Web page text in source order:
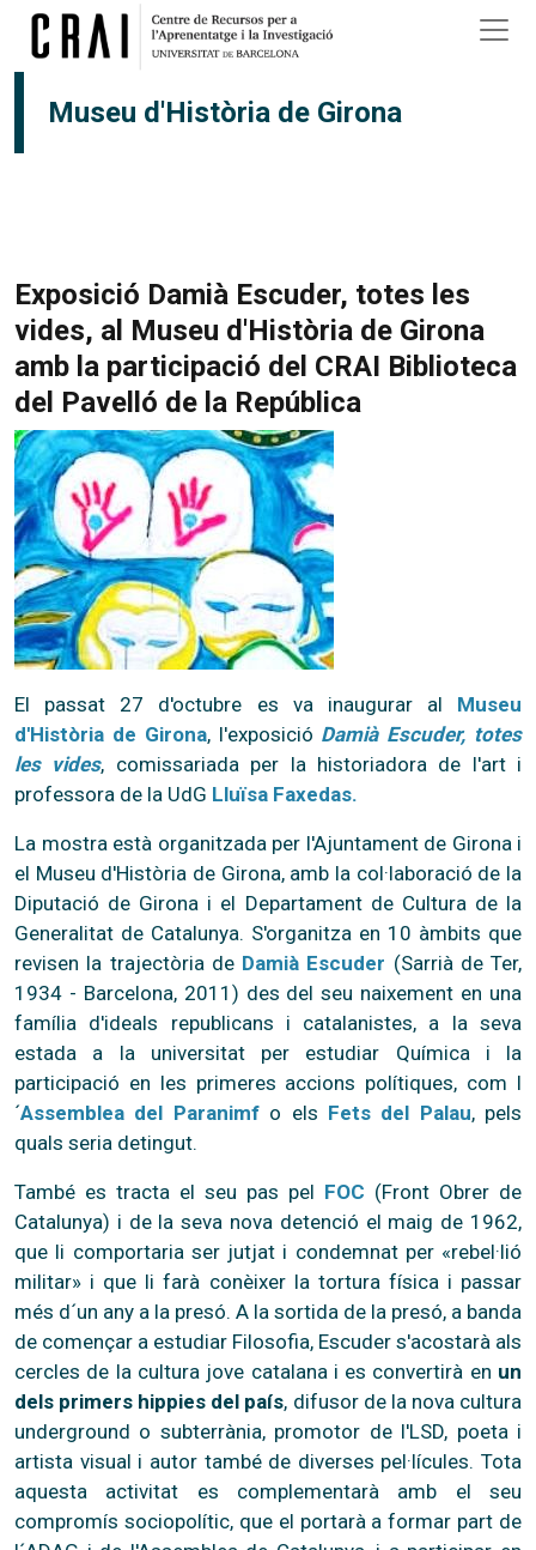
Vés al contingut
Museu d'Història de Girona
Exposició Damià Escuder, totes les
vides, al Museu d'Història de Girona
amb la participació del CRAI Biblioteca
del Pavelló de la República
El passat 27 d'octubre es va inaugurar al Museu
d'Història de Girona, l'exposició Damià Escuder, totes
les vides, comissariada per la historiadora de l'art i
professora de la UdG Lluïsa Faxedas.
La mostra està organitzada per l'Ajuntament de Girona i
el Museu d'Història de Girona, amb la col·laboració de la
Diputació de Girona i el Departament de Cultura de la
Generalitat de Catalunya. S'organitza en 10 àmbits que
revisen la trajectòria de Damià Escuder (Sarrià de Ter,
1934 - Barcelona, 2011) des del seu naixement en una
família d'ideals republicans i catalanistes, a la seva
estada a la universitat per estudiar Química i la
participació en les primeres accions polítiques, com l
´Assemblea del Paranimf o els Fets del Palau, pels
quals seria detingut.
També es tracta el seu pas pel FOC (Front Obrer de
Catalunya) i de la seva nova detenció el maig de 1962,
que li comportaria ser jutjat i condemnat per «rebel·lió
militar» i que li farà conèixer la tortura física i passar
més d´un any a la presó. A la sortida de la presó, a banda
de començar a estudiar Filosofia, Escuder s'acostarà als
cercles de la cultura jove catalana i es convertirà en un
dels primers hippies del país, difusor de la nova cultura
underground o subterrània, promotor de l'LSD, poeta i
artista visual i autor també de diverses pel·lícules. Tota
aquesta activitat es complementarà amb el seu
compromís sociopolític, que el portarà a formar part de